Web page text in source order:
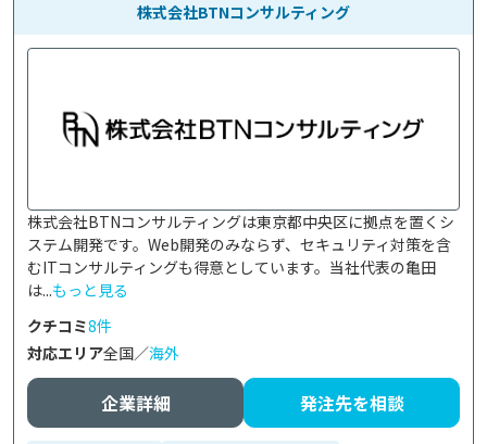
株式会社BTNコンサルティング
株式会社BTNコンサルティングは東京都中央区に拠点を置くシ
ステム開発です。Web開発のみならず、セキュリティ対策を含
むITコンサルティングも得意としています。当社代表の亀田
は...もっと見る
クチコミ8件
対応エリア全国／海外
企業詳細 発注先を相談